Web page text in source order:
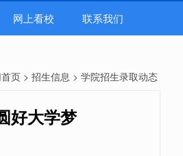
网上看校 联系我们
页 > 招生信息 > 学院招生录取动态
好大学梦